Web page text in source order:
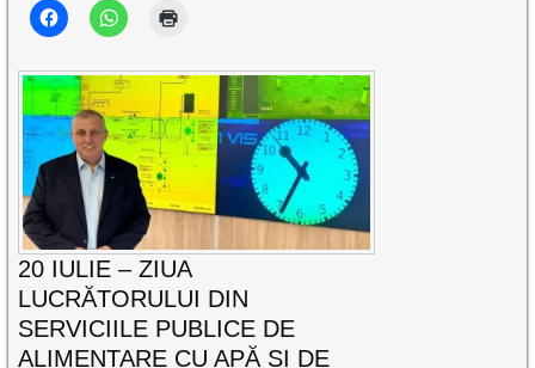
20 IULIE – ZIUA
LUCRĂTORULUI DIN
SERVICIILE PUBLICE DE
ALIMENTARE CU APĂ ȘI DE